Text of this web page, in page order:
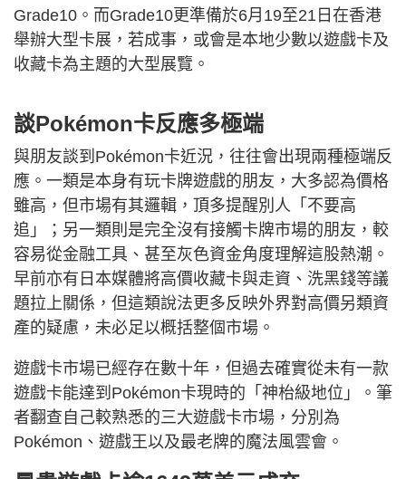
Grade10。而Grade10更準備於6月19至21日在香港
舉辦大型卡展，若成事，或會是本地少數以遊戲卡及
收藏卡為主題的大型展覽。
談Pokémon卡反應多極端
與朋友談到Pokémon卡近況，往往會出現兩種極端反
應。一類是本身有玩卡牌遊戲的朋友，大多認為價格
雖高，但市場有其邏輯，頂多提醒別人「不要高
追」；另一類則是完全沒有接觸卡牌市場的朋友，較
容易從金融工具、甚至灰色資金角度理解這股熱潮。
早前亦有日本媒體將高價收藏卡與走資、洗黑錢等議
題拉上關係，但這類說法更多反映外界對高價另類資
產的疑慮，未必足以概括整個市場。
遊戲卡市場已經存在數十年，但過去確實從未有一款
遊戲卡能達到Pokémon卡現時的「神枱級地位」。筆
者翻查自己較熟悉的三大遊戲卡市場，分別為
Pokémon、遊戲王以及最老牌的魔法風雲會。